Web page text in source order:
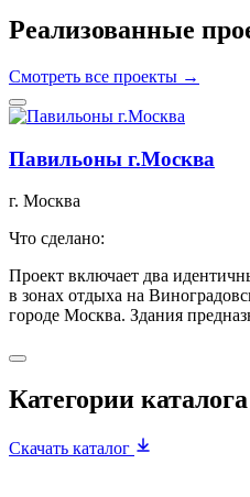
Реализованные
Смотреть все проекты →
Павильоны г.Москва
г. Москва
Что сделано:
Проект включает два
в зонах отдыха на
городе Москва. Здания
Категории каталога
Скачать каталог